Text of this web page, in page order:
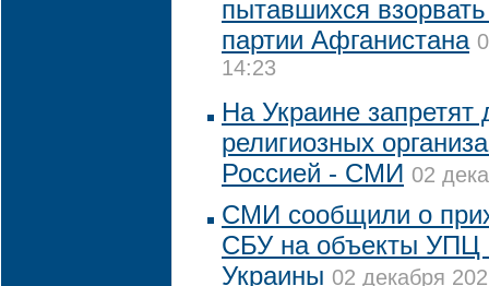
пытавшихся
партии Афганистана
14:23
На Украине запретят
религиозных
Россией - СМИ 02
СМИ сообщили о
СБУ на объекты УПЦ
Украины 02 декабря